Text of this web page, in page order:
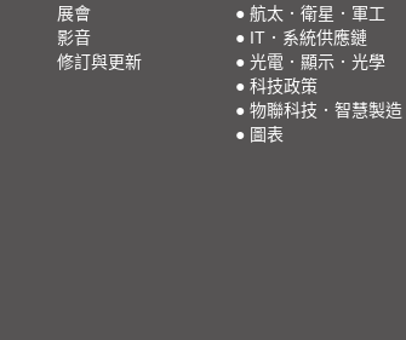
展會
影音
修訂與更新
● 航太．衛星．軍工
● IT．系統供應鏈
● 光電．顯示．光學
● 科技政策
● 物聯科技．智慧製造
● 圖表